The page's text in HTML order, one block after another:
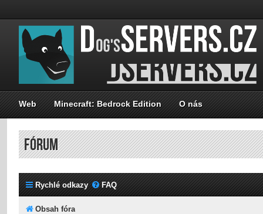
Web Minecraft: Bedrock Edition O nás
FÓRUM
Rychlé odkazy FAQ
Obsah fóra